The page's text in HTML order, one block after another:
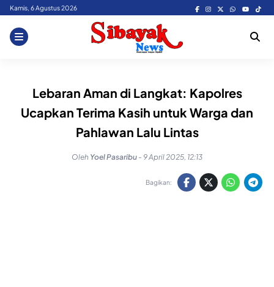
Skip
content
Kamis, 6 Agustus 2026
Lebaran Aman di Langkat: Kapolres
Ucapkan Terima Kasih untuk Warga dan
Pahlawan Lalu Lintas
Oleh Yoel Pasaribu - 9 April 2025, 12:13
Bagikan: